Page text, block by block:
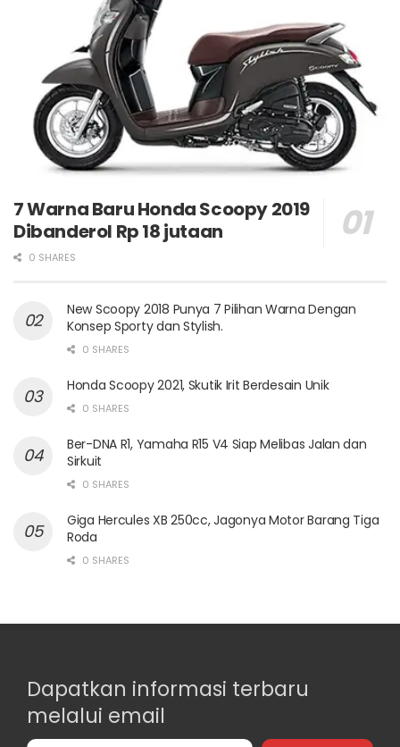
7 Warna Baru Honda Scoopy 2019
Dibanderol Rp 18 jutaan
0 SHARES
New Scoopy 2018 Punya 7 Pilihan Warna Dengan
Konsep Sporty dan Stylish.
0 SHARES
Honda Scoopy 2021, Skutik Irit Berdesain Unik
0 SHARES
Ber-DNA R1, Yamaha R15 V4 Siap Melibas Jalan dan
Sirkuit
0 SHARES
Giga Hercules XB 250cc, Jagonya Motor Barang Tiga
Roda
0 SHARES
Dapatkan informasi terbaru
melalui email